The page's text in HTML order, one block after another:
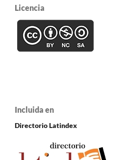
Licencia
Incluida en
Directorio Latindex